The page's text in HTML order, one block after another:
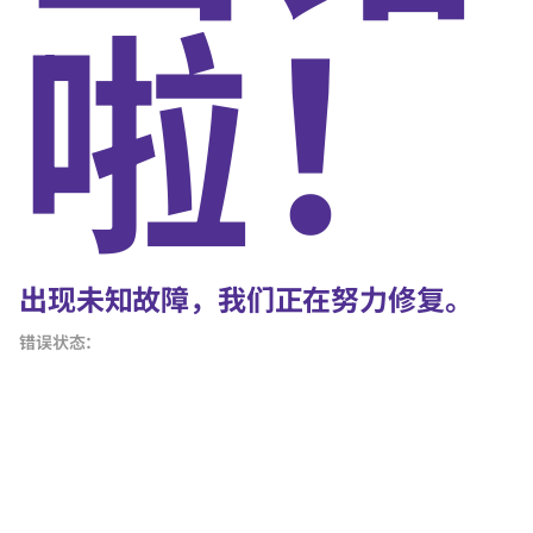
啦！
出现未知故障，我们正在努力修复。
错误状态：